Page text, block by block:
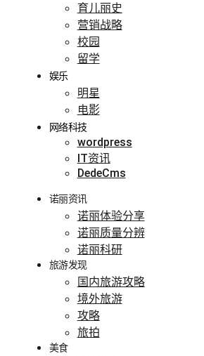
育儿丽史
营销战略
校园
留学
娱乐
明星
电影
网络科技
wordpress
IT资讯
DedeCms
诺丽资讯
诺丽体验分享
诺丽质量分辨
诺丽科研
旅游发现
国内旅游攻略
境外旅游
攻略
旅拍
美食